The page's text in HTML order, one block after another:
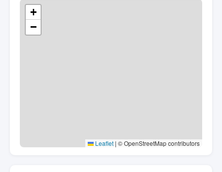
+
−
Leaflet | © OpenStreetMap contributors